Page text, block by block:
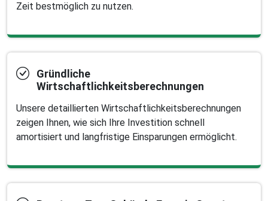
Zeit bestmöglich zu nutzen.
Gründliche
Wirtschaftlichkeitsberechnungen
Unsere detaillierten Wirtschaftlichkeitsberechnungen
zeigen Ihnen, wie sich Ihre Investition schnell
amortisiert und langfristige Einsparungen ermöglicht.